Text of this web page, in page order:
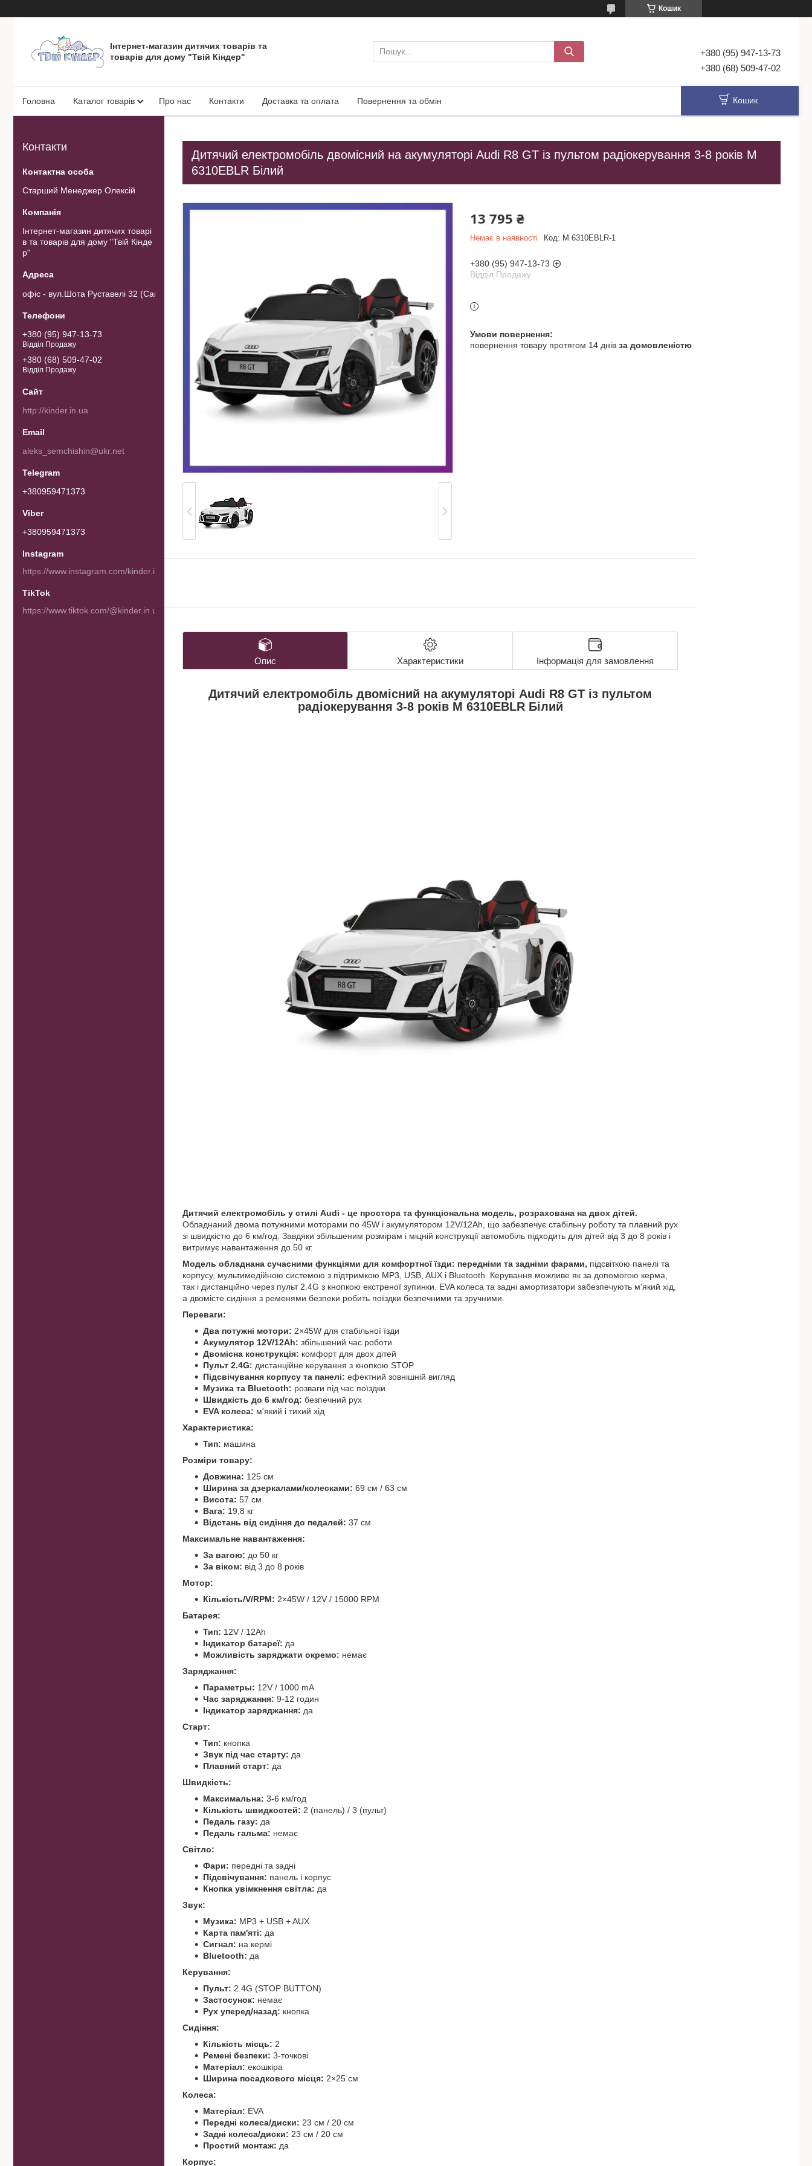
Кошик
Інтернет-магазин дитячих товарів та
товарів для дому "Твій Кіндер"
+380 (95) 947-13-73
+380 (68) 509-47-02
Головна Каталог товарів Про нас Контакти Доставка та оплата Повернення та обмін Кошик
Дитячий електромобіль двомісний на акумуляторі Audi R8 GT із пультом радіокерування 3-8 років M
6310EBLR Білий
13 795 ₴
Немає в наявності Код: M 6310EBLR-1
+380 (95) 947-13-73
Відділ Продажу
повернення товару протягом 14 днів за домовленістю
Опис Характеристики Інформація для замовлення
Дитячий електромобіль двомісний на акумуляторі Audi R8 GT із пультом
радіокерування 3-8 років M 6310EBLR Білий
Дитячий електромобіль у стилі Audi - це простора та функціональна модель, розрахована на двох дітей.
Обладнаний двома потужними моторами по 45W і акумулятором 12V/12Ah, що забезпечує стабільну роботу та плавний рух
зі швидкістю до 6 км/год. Завдяки збільшеним розмірам і міцній конструкції автомобіль підходить для дітей від 3 до 8 років і
витримує навантаження до 50 кг.
Модель обладнана сучасними функціями для комфортної їзди: передніми та задніми фарами, підсвіткою панелі та
корпусу, мультимедійною системою з підтримкою MP3, USB, AUX і Bluetooth. Керування можливе як за допомогою керма,
так і дистанційно через пульт 2.4G з кнопкою екстреної зупинки. EVA колеса та задні амортизатори забезпечують м'який хід,
а двомісте сидіння з ременями безпеки робить поїздки безпечними та зручними.
Переваги:
Два потужні мотори: 2×45W для стабільної їзди
Акумулятор 12V/12Ah: збільшений час роботи
Двомісна конструкція: комфорт для двох дітей
Пульт 2.4G: дистанційне керування з кнопкою STOP
Підсвічування корпусу та панелі: ефектний зовнішній вигляд
Музика та Bluetooth: розваги під час поїздки
Швидкість до 6 км/год: безпечний рух
EVA колеса: м'який і тихий хід
Характеристика:
Тип: машина
Розміри товару:
Довжина: 125 см
Ширина за дзеркалами/колесками: 69 см / 63 см
Висота: 57 см
Вага: 19,8 кг
Відстань від сидіння до педалей: 37 см
Максимальне навантаження:
За вагою: до 50 кг
За віком: від 3 до 8 років
Мотор:
Кількість/V/RPM: 2×45W / 12V / 15000 RPM
Батарея:
Тип: 12V / 12Ah
Індикатор батареї: да
Можливість заряджати окремо: немає
Заряджання:
Параметры: 12V / 1000 mA
Час заряджання: 9-12 годин
Індикатор заряджання: да
Старт:
Тип: кнопка
Звук під час старту: да
Плавний старт: да
Швидкість:
Максимальна: 3-6 км/год
Кількість швидкостей: 2 (панель) / 3 (пульт)
Педаль газу: да
Педаль гальма: немає
Світло:
Фари: передні та задні
Підсвічування: панель і корпус
Кнопка увімкнення світла: да
Звук:
Музика: MP3 + USB + AUX
Карта пам'яті: да
Сигнал: на кермі
Bluetooth: да
Керування:
Пульт: 2.4G (STOP BUTTON)
Застосунок: немає
Рух уперед/назад: кнопка
Сидіння:
Кількість місць: 2
Ремені безпеки: 3-точкові
Матеріал: екошкіра
Ширина посадкового місця: 2×25 см
Колеса:
Матеріал: EVA
Передні колеса/диски: 23 см / 20 см
Задні колеса/диски: 23 см / 20 см
Простий монтаж: да
Корпус:
Контакти
Старший Менеджер Олексій
Інтернет-магазин дитячих товарі
в та товарів для дому "Твій Кінде
р"
офіс - вул.Шота Руставелі 32 (Самовивозу товару немає). 01033 індекс, Київ, Україна
+380 (95) 947-13-73
Відділ Продажу
+380 (68) 509-47-02
Відділ Продажу
http://kinder.in.ua
aleks_semchishin@ukr.net
+380959471373
+380959471373
Instagram
https://www.instagram.com/kinder.in.ua/
TikTok
https://www.tiktok.com/@kinder.in.ua